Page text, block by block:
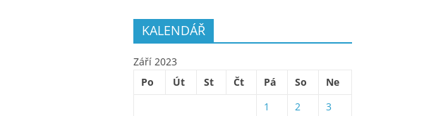
KALENDÁŘ
Září 2023
Po
Út St Čt Pá So
Ne
1
2
3